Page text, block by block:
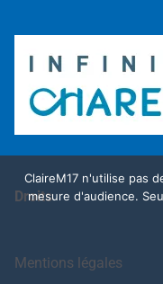
Droits
Mentions légales
ClaireM17 n'utilise pas
mesure d'audience.